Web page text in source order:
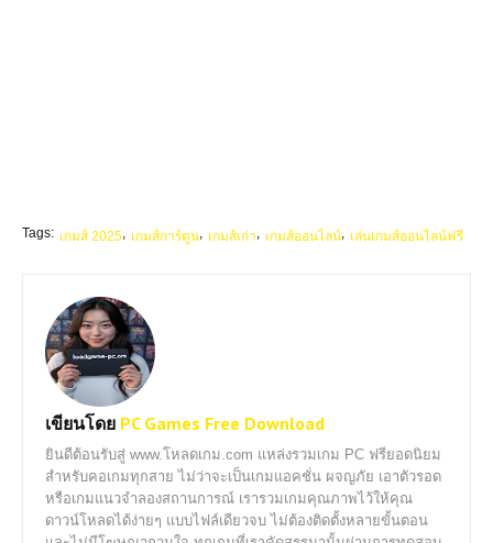
Tags: เกมส์ 2025 เกมส์การ์ตูน เกมส์เก่า เกมส์ออนไลน์ เล่นเกมส์ออนไลน์ฟรี
เขียนโดย PC Games Free Download
ยินดีต้อนรับสู่ www.โหลดเกม.com แหล่งรวมเกม PC ฟรียอดนิยม
สำหรับคอเกมทุกสาย ไม่ว่าจะเป็นเกมแอคชั่น ผจญภัย เอาตัวรอด
หรือเกมแนวจำลองสถานการณ์ เรารวมเกมคุณภาพไว้ให้คุณ
ดาวน์โหลดได้ง่ายๆ แบบไฟล์เดียวจบ ไม่ต้องติดตั้งหลายขั้นตอน